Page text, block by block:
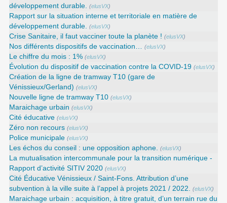
développement durable.
(elusVX)
Rapport sur la situation interne et territoriale en matière de
développement durable.
(elusVX)
Crise Sanitaire, il faut vacciner toute la planète ! (elusVX)
Nos différents dispositifs de vaccination… (elusVX)
Le chiffre du mois : 1% (elusVX)
Évolution du dispositif de vaccination contre la COVID-19 (elusVX)
Création de la ligne de tramway T10 (gare de
Vénissieux/Gerland) (elusVX)
Nouvelle ligne de tramway T10 (elusVX)
Maraichage urbain (elusVX)
Cité éducative (elusVX)
Zéro non recours (elusVX)
Police municipale (elusVX)
Les échos du conseil : une opposition aphone. (elusVX)
La mutualisation intercommunale pour la transition numérique -
Rapport d’activité SITIV 2020 (elusVX)
Cité Éducative Vénissieux / Saint-Fons. Attribution d’une
subvention à la ville suite à l’appel à projets 2021 / 2022.
(elusVX)
Maraichage urbain : acquisition, à titre gratuit, d’un terrain rue du